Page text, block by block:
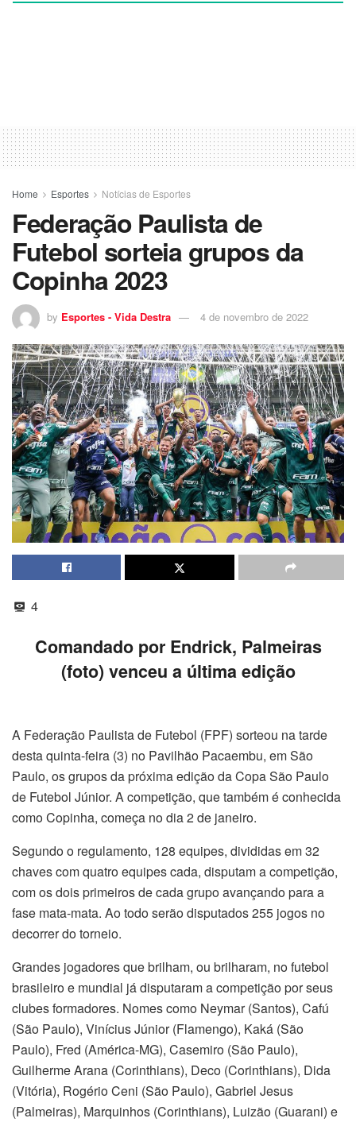
Home Esportes Notícias de Esportes
Federação Paulista de
Futebol sorteia grupos da
Copinha 2023
by Esportes - Vida Destra 4 de novembro de 2022
4
Comandado por Endrick, Palmeiras
(foto) venceu a última edição
A Federação Paulista de Futebol (FPF) sorteou na tarde
desta quinta-feira (3) no Pavilhão Pacaembu, em São
Paulo, os grupos da próxima edição da Copa São Paulo
de Futebol Júnior. A competição, que também é conhecida
como Copinha, começa no dia 2 de janeiro.
Segundo o regulamento, 128 equipes, divididas em 32
chaves com quatro equipes cada, disputam a competição,
com os dois primeiros de cada grupo avançando para a
fase mata-mata. Ao todo serão disputados 255 jogos no
decorrer do torneio.
Grandes jogadores que brilham, ou brilharam, no futebol
brasileiro e mundial já disputaram a competição por seus
clubes formadores. Nomes como Neymar (Santos), Cafú
(São Paulo), Vinícius Júnior (Flamengo), Kaká (São
Paulo), Fred (América-MG), Casemiro (São Paulo),
Guilherme Arana (Corinthians), Deco (Corinthians), Dida
(Vitória), Rogério Ceni (São Paulo), Gabriel Jesus
(Palmeiras), Marquinhos (Corinthians), Luizão (Guarani) e